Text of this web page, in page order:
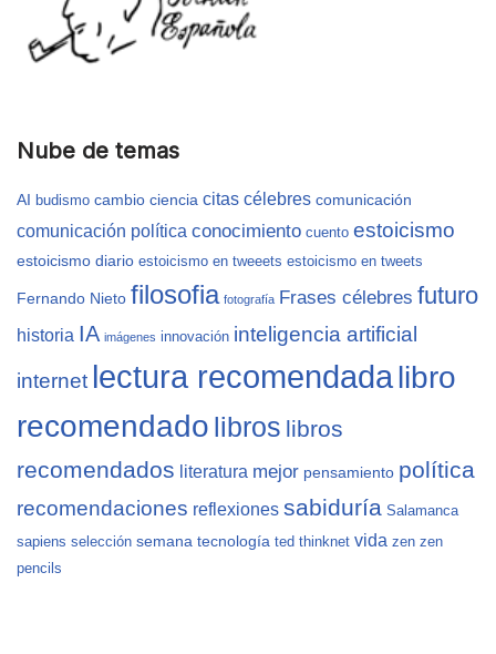
Nube de temas
AI budismo cambio ciencia citas célebres comunicación
comunicación política conocimiento cuento estoicismo
estoicismo diario estoicismo en tweeets estoicismo en tweets
Fernando Nieto filosofia fotografía Frases célebres futuro
historia IA imágenes innovación inteligencia artificial
internet lectura recomendadalibro
recomendado libros libros
recomendados literatura mejor pensamiento política
recomendaciones reflexiones sabiduría Salamanca
sapiens selección semana tecnología ted thinknet vida zen zen
pencils